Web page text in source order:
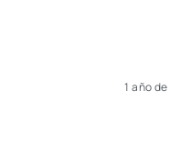
1 año